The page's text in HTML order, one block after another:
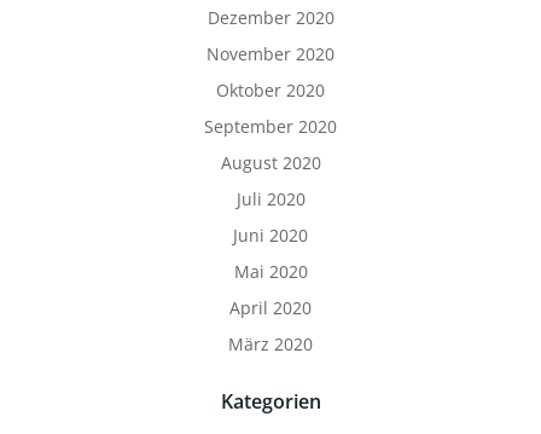
Dezember 2020
November 2020
Oktober 2020
September 2020
August 2020
Juli 2020
Juni 2020
Mai 2020
April 2020
März 2020
Kategorien